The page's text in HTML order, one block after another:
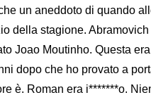
un aneddoto di quando
della stagione.
Joao Moutinho. Questa
dopo che ho provato a
è. Roman era i*******o.